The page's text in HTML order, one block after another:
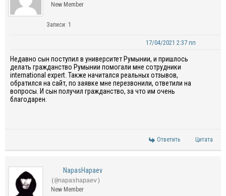
New Member
Записи: 1
17/04/2021 2:37 пп
Недавно сын поступил в университет Румынии, и пришлось
делать гражданство Румынии помогали мне сотрудники
international expert. Также начитался реальных отзывов,
обратился на сайт, по заявке мне перезвонили, ответили на
вопросы. И сын получил гражданство, за что им очень
благодарен.
Ответить Цитата
NapasHapaev
(@napashapaev)
New Member